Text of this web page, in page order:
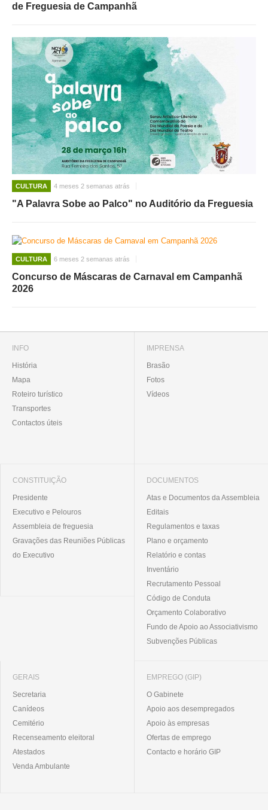
de Freguesia de Campanhã
CULTURA 4 meses 2 semanas atrás
"A Palavra Sobe ao Palco" no Auditório da Freguesia
CULTURA 6 meses 2 semanas atrás
Concurso de Máscaras de Carnaval em Campanhã
2026
INFO
História
Mapa
Roteiro turístico
Transportes
Contactos úteis
IMPRENSA
Brasão
Fotos
Vídeos
CONSTITUIÇÃO
Presidente
Executivo e Pelouros
Assembleia de freguesia
Gravações das Reuniões Públicas
do Executivo
DOCUMENTOS
Atas e Documentos da Assembleia
Editais
Regulamentos e taxas
Plano e orçamento
Relatório e contas
Inventário
Recrutamento Pessoal
Código de Conduta
Orçamento Colaborativo
Fundo de Apoio ao Associativismo
Subvenções Públicas
GERAIS
Secretaria
Canídeos
Cemitério
Recenseamento eleitoral
Atestados
Venda Ambulante
EMPREGO (GIP)
O Gabinete
Apoio aos desempregados
Apoio às empresas
Ofertas de emprego
Contacto e horário GIP